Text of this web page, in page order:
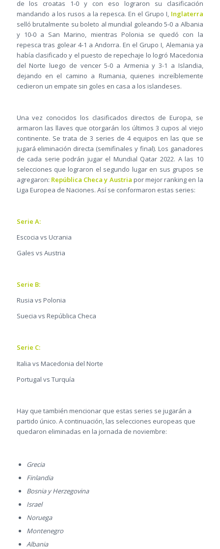
de los croatas 1-0 y con eso lograron su clasificación
mandando a los rusos a la repesca. En el Grupo I, Inglaterra
selló brutalmente su boleto al mundial goleando 5-0 a Albania
y 10-0 a San Marino, mientras Polonia se quedó con la
repesca tras golear 4-1 a Andorra. En el Grupo I, Alemania ya
había clasificado y el puesto de repechaje lo logró Macedonia
del Norte luego de vencer 5-0 a Armenia y 3-1 a Islandia,
dejando en el camino a Rumania, quienes increíblemente
cedieron un empate sin goles en casa a los islandeses.
Una vez conocidos los clasificados directos de Europa, se
armaron las llaves que otorgarán los últimos 3 cupos al viejo
continente. Se trata de 3 series de 4 equipos en las que se
jugará eliminación directa (semifinales y final). Los ganadores
de cada serie podrán jugar el Mundial Qatar 2022. A las 10
selecciones que lograron el segundo lugar en sus grupos se
agregaron: República Checa y Austria por mejor ranking en la
Liga Europea de Naciones. Así se conformaron estas series:
Serie A:
Escocia vs Ucrania
Gales vs Austria
Serie B:
Rusia vs Polonia
Suecia vs República Checa
Serie C:
Italia vs Macedonia del Norte
Portugal vs Turquía
Hay que también mencionar que estas series se jugarán a
partido único. A continuación, las selecciones europeas que
quedaron eliminadas en la jornada de noviembre:
Grecia
Finlandia
Bosnia y Herzegovina
Israel
Noruega
Montenegro
Albania